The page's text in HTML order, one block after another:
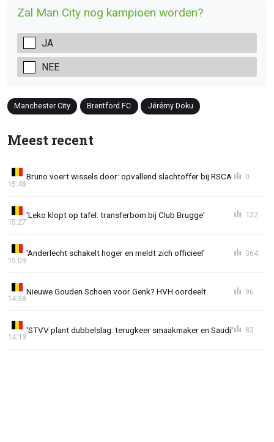
Zal Man City nog kampioen worden?
JA
NEE
Manchester City Brentford FC Jérémy Doku
Meest recent
Bruno voert wissels door: opvallend slachtoffer bij RSCA
15:48
0
'Leko klopt op tafel: transferbom bij Club Brugge'
15:27
132
'Anderlecht schakelt hoger en meldt zich officieel'
15:09
364
Nieuwe Gouden Schoen voor Genk? HVH oordeelt
14:38
96
'STVV plant dubbelslag: terugkeer smaakmaker en Saudi'
14:19
83